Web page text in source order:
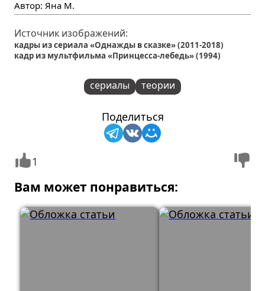
Автор: Яна М.
Источник изображений:
кадры из сериала «Однажды в сказке» (2011-2018)
кадр из мультфильма «Принцесса-лебедь» (1994)
сериалы теории
Поделиться
1
Вам может понравиться: